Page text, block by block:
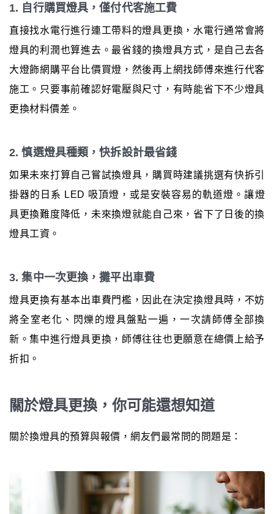
1. 自行購買燈具，僅付代客施工費
直接找水電行進行連工帶料的燈具更換，水電行通常會將
燈具的利潤也算進去。最省錢的換燈具方式，是自己去各
大燈飾網購平台比價買燈，然後再上網找師傅來進行代客
施工。只要事前確認好電壓與尺寸，有時能省下不少燈具
更換材料價差。
2. 慎選燈具種類，快拆設計最省錢
如果未來打算自己嘗試換燈具，購買時建議挑選有快拆引
掛器的日系 LED 吸頂燈，或是安裝容易的軌道燈。讓燈
具更換難度降低，未來換燈就能自己來，省下了日後的換
燈具工資。
3. 集中一次更換，攤平出車費
燈具更換有基本出車費門檻，因此在決定換燈具時，不妨
將全室老化、閃爍的燈具盤點一遍，一次請師傅全部換
新。集中進行燈具更換，師傅往往也更願意在總價上給予
折扣。
關於燈具更換，你可能還想知道
關於換燈具的預算與報價，網友們最常問的問題是：